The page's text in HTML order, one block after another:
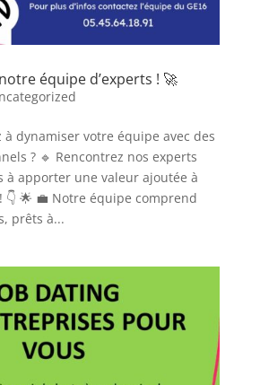
équipe d’experts ! 🚀
à dynamiser votre équipe avec des
? 🔹 Rencontrez nos experts
à apporter une valeur ajoutée à
🌟 💼 Notre équipe comprend
prêts à...